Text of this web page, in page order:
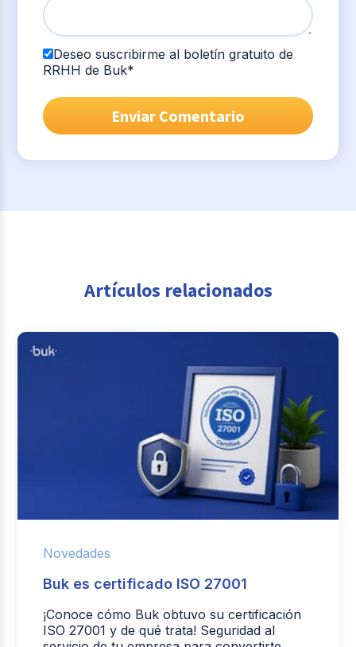
Deseo suscribirme al boletín gratuito de
RRHH de Buk*
Artículos relacionados
Novedades
Buk es certificado ISO 27001
¡Conoce cómo Buk obtuvo su certificación
ISO 27001 y de qué trata! Seguridad al